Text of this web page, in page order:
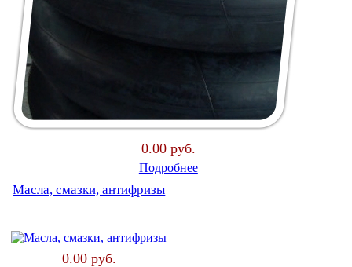
0.00 руб.
Подробнее
Масла, смазки, антифризы
0.00 руб.